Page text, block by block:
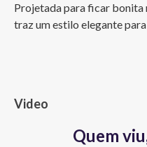
Projetada para ficar bonita
traz um estilo elegante
Video
Quem